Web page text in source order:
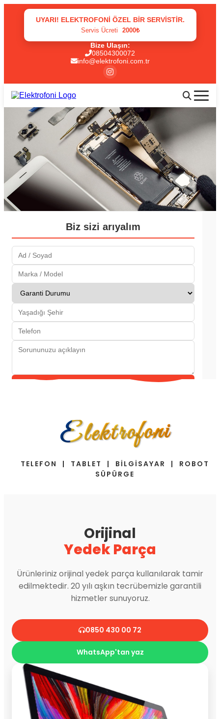
UYARI! ELEKTROFONI ÖZEL BIR SERVISTIR.
Servis Ücreti 2000₺
Bize Ulaşın:
08504300072
info@elektrofoni.com.tr
Biz sizi arıyalım
Elektrofoni
TELEFON | TABLET | BİLGİSAYAR | ROBOT
SÜPÜRGE
Orijinal
Yedek Parça
Ürünleriniz orijinal yedek parça kullanılarak tamir
edilmektedir. 20 yılı aşkın tecrübemizle garantili
hizmetler sunuyoruz.
0850 430 00 72
WhatsApp'tan yaz